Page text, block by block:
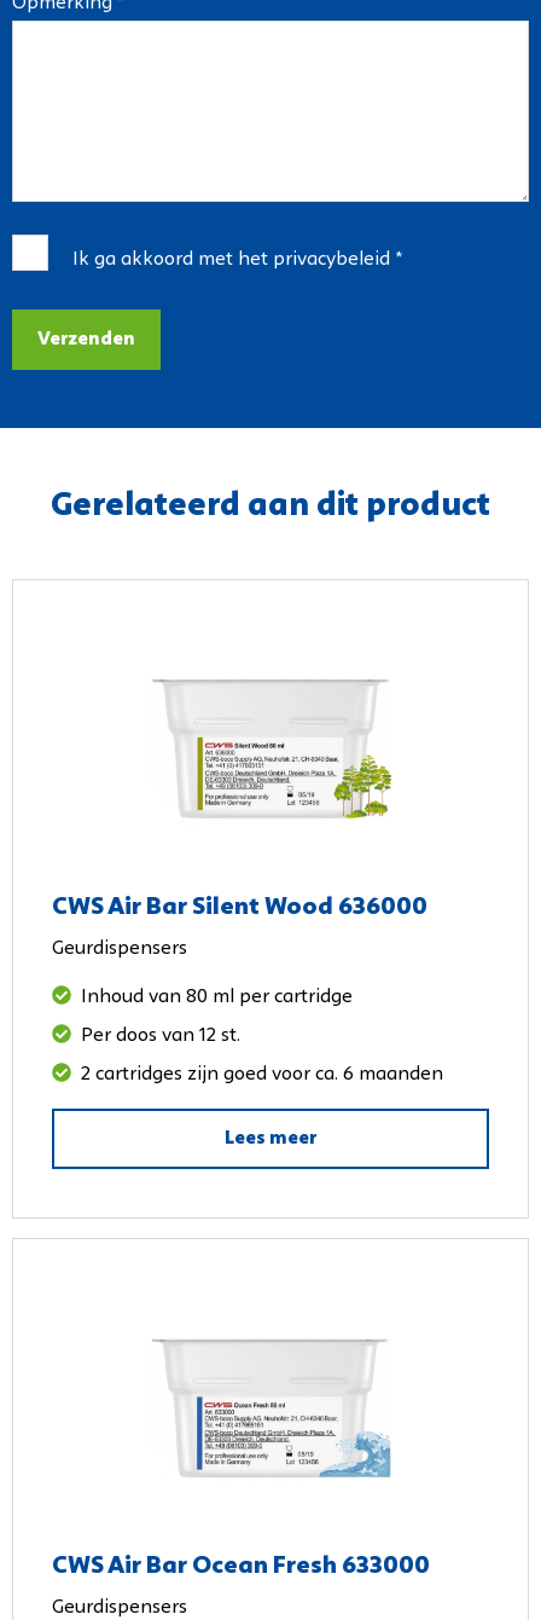
Ik ga akkoord met het privacybeleid *
Verzenden
Gerelateerd aan dit product
CWS Air Bar Silent Wood 636000
Geurdispensers
Inhoud van 80 ml per cartridge
Per doos van 12 st.
2 cartridges zijn goed voor ca. 6 maanden
Lees meer
CWS Air Bar Ocean Fresh 633000
Geurdispensers